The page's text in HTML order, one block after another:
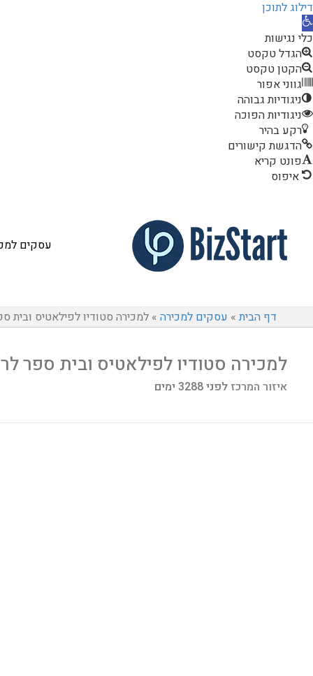
דילוג לתוכן
פתח
סרגל
נגישות
כלי נגישות
הגדל טקסט
הקטן טקסט
גווני אפור
ניגודיות גבוהה
ניגודיות הפוכה
רקע בהיר
הדגשת קישורים
פונט קריא
איפוס
עסקים
דף הבית» עסקים למכירה » למכירה סטודיו לפילאטיס ובית
למכירה סטודיו לפילאטיס ובית ספר
איזור המרכז לפני 3288 ימים